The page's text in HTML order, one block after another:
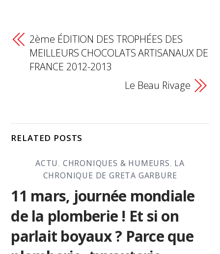
2ème ÉDITION DES TROPHÉES DES
MEILLEURS CHOCOLATS ARTISANAUX DE
FRANCE 2012-2013
Le Beau Rivage
RELATED POSTS
ACTU, CHRONIQUES & HUMEURS, LA
CHRONIQUE DE GRETA GARBURE
11 mars, journée mondiale
de la plomberie ! Et si on
parlait boyaux ? Parce que